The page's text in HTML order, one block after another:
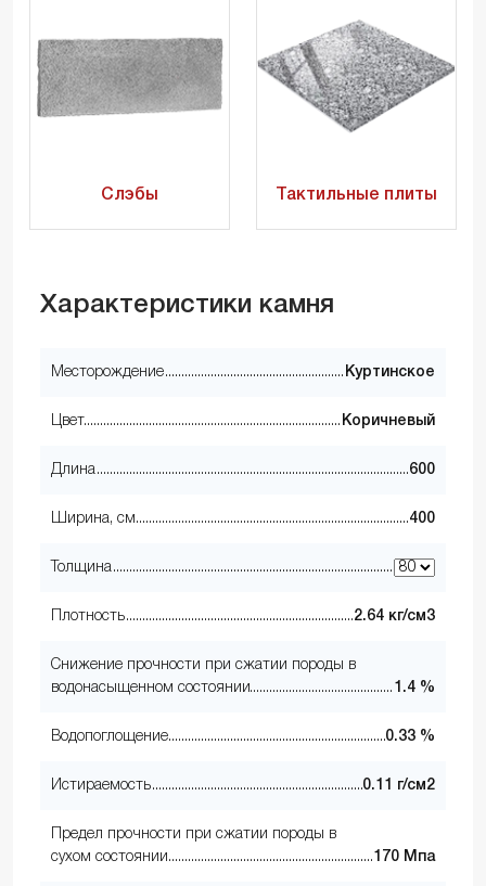
Слэбы Тактильные плиты
Характеристики камня
Месторождение Куртинское
Цвет Коричневый
Длина 600
Ширина, см 400
Толщина
Плотность 2.64 кг/см3
Снижение прочности при сжатии породы в
водонасыщенном состоянии
1.4 %
Водопоглощение 0.33 %
Истираемость 0.11 г/см2
Предел прочности при сжатии породы в
сухом состоянии
170 Мпа